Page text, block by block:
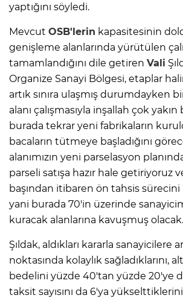
yaptığını söyledi.
Mevcut OSB'lerin kapasitesinin
genişleme alanlarında yürütülen
tamamlandığını dile getiren Vali
Organize Sanayi Bölgesi, etaplar
artık sınıra ulaşmış durumdayken
alanı çalışmasıyla inşallah çok
burada tekrar yeni fabrikaların
bacaların tütmeye başladığını
alanımızın yeni parselasyon
parseli satışa hazır hale getiriyoruz
başından itibaren ön tahsis sürecini
yani burada 70'in üzerinde
kuracak alanlarına kavuşmuş
Şıldak, aldıkları kararla sanayicilere
noktasında kolaylık sağladıklarını,
bedelini yüzde 40'tan yüzde 20'ye
taksit sayısını da 6'ya